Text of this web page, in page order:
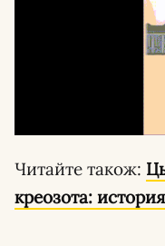
Читайте також:
креозота: